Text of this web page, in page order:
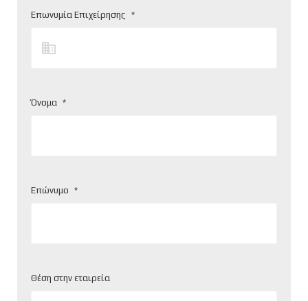
Επωνυμία Επιχείρησης *
Όνομα *
Επώνυμο *
Θέση στην εταιρεία